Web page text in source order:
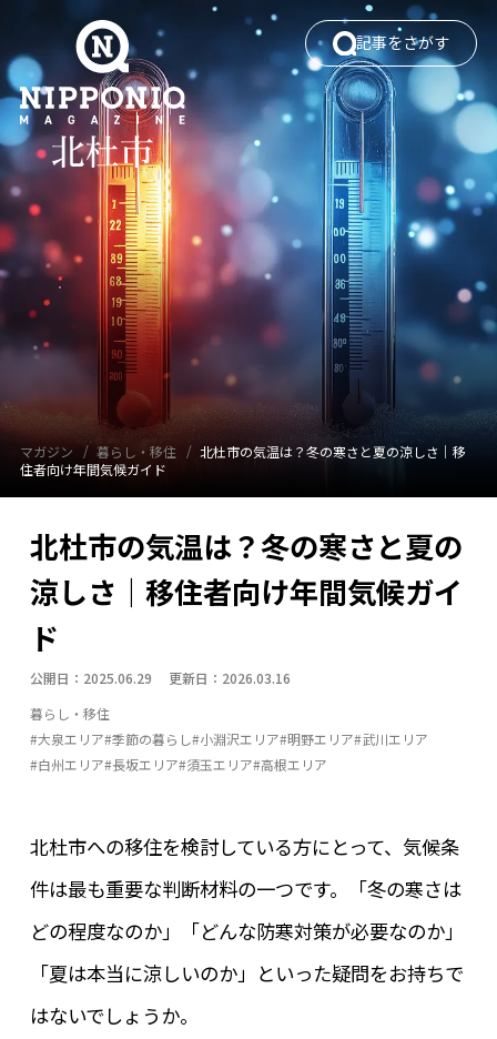
記事をさがす
マガジン 暮らし・移住
北杜市の気温は？冬の寒さと夏の涼しさ｜移
住者向け年間気候ガイド
北杜市の気温は？冬の寒さと夏の
涼しさ｜移住者向け年間気候ガイ
ド
公開日：2025.06.29 更新日：2026.03.16
暮らし・移住
#大泉エリア#季節の暮らし#小淵沢エリア#明野エリア#武川エリア
#白州エリア#長坂エリア#須玉エリア#高根エリア
北杜市への移住を検討している方にとって、気候条
件は最も重要な判断材料の一つです。「冬の寒さは
どの程度なのか」「どんな防寒対策が必要なのか」
「夏は本当に涼しいのか」といった疑問をお持ちで
はないでしょうか。
ワードでさがす
カテゴリでさがす
エリアガイド 働く 暮らし・移住
自然・四季
観光
タグでさがす
テレワーク環境・副業
トレッキング・ハイキング
体験・アクティビティ
地場産業
大泉エリア 子育て・教育
季節の暮らし
小淵沢エリア
眺望・星空
移住支援制度
空き家活用事例
自然体験
長坂エリア 防災・安心